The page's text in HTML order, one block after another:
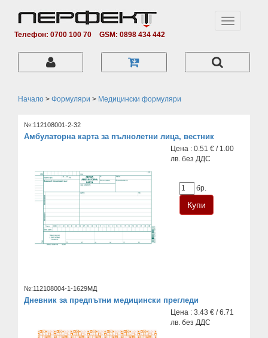
Телефон: 0700 100 70 GSM: 0898 434 442
Toggle
Начало > Формуляри > Медицински формуляри
№:112108001-2-32
Амбулаторна карта за пълнолетни лица, вестник
Цена : 0.51 € / 1.00
лв. без ДДС
бр.
№:112108004-1-1629МД
Дневник за предпътни медицински прегледи
Цена : 3.43 € / 6.71
лв. без ДДС